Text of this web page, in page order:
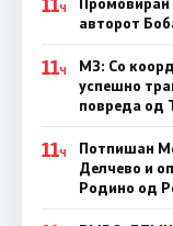
Ч
авторот
11Ч
МЗ: Со
успешно
повреда од
11Ч
Потпишан
Делчево и
Родино од